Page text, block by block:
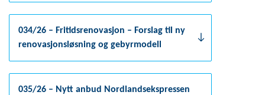
034/26 – Fritidsrenovasjon – Forslag til ny
renovasjonsløsning og gebyrmodell
035/26 – Nytt anbud Nordlandsekspressen